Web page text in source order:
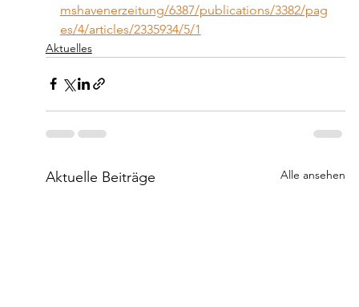
mshavenerzeitung/6387/publications/3382/pag
es/4/articles/2335934/5/1
Aktuelles
Aktuelle Beiträge Alle ansehen